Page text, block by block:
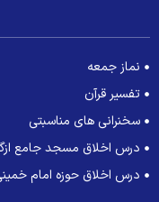
نماز جمعه
تفسیر قرآن
سخنرانی های مناسبتی
درس اخلاق مسجد جامع ازگل
درس اخلاق حوزه امام خمینی